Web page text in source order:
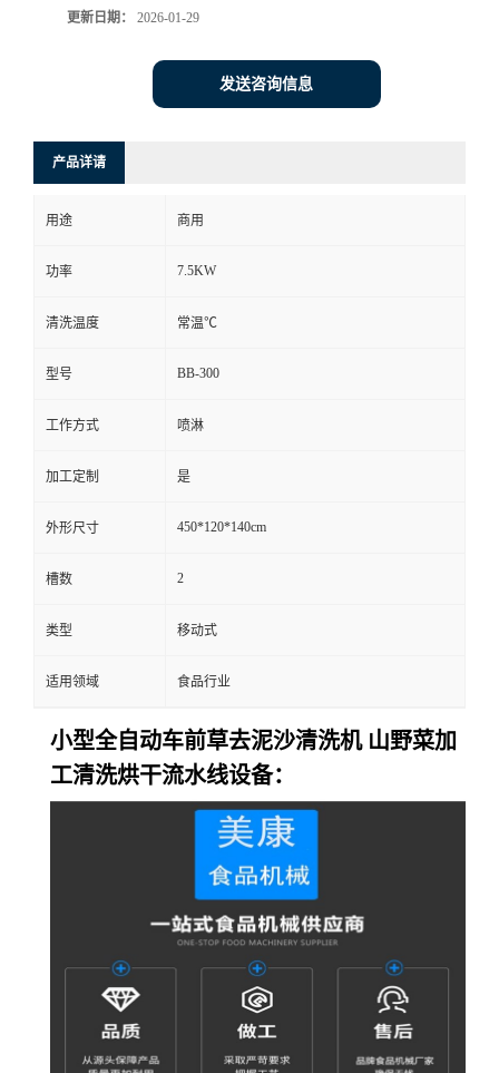
更新日期： 2026-01-29
发送咨询信息
产品详请
用途 商用
功率 7.5KW
清洗温度 常温℃
型号 BB-300
工作方式 喷淋
加工定制 是
外形尺寸 450*120*140cm
槽数 2
类型 移动式
适用领域 食品行业
小型全自动车前草去泥沙清洗机 山野菜加
工清洗烘干流水线设备：